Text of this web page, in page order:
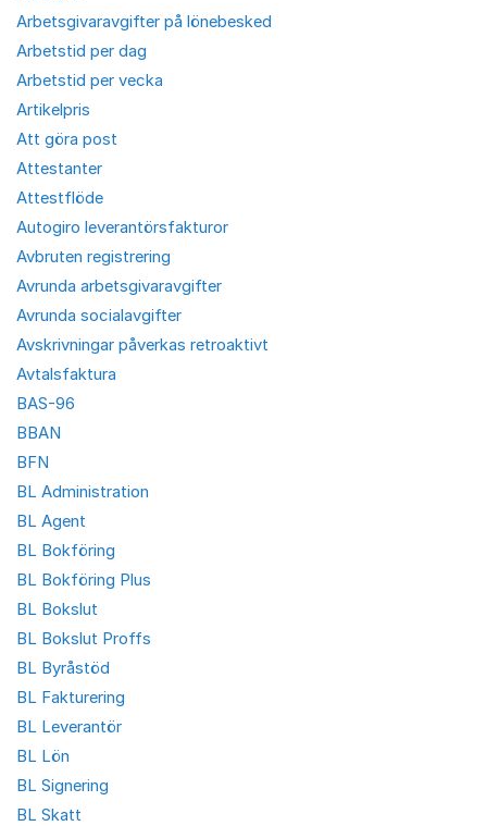
Arbetsgivaravgifter på lönebesked
Arbetstid per dag
Arbetstid per vecka
Artikelpris
Att göra post
Attestanter
Attestflöde
Autogiro leverantörsfakturor
Avbruten registrering
Avrunda arbetsgivaravgifter
Avrunda socialavgifter
Avskrivningar påverkas retroaktivt
Avtalsfaktura
BAS-96
BBAN
BFN
BL Administration
BL Agent
BL Bokföring
BL Bokföring Plus
BL Bokslut
BL Bokslut Proffs
BL Byråstöd
BL Fakturering
BL Leverantör
BL Lön
BL Signering
BL Skatt